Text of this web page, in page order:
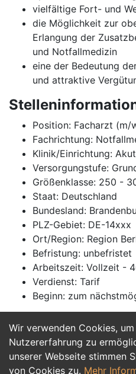
Wir verwenden Cookies,
Nutzererfahrung zu
unserer Webseite stimmen
von Cookies zu. Mehr
vielfältige Fort- und
die Möglichkeit zur
Erlangung der
und Notfallmedizin
eine der Bedeutung
und attraktive
Position: Facharzt (m/
Fachrichtung:
Klinik/Einrichtung:
Versorgungstufe:
Größenklasse: 250 -
Staat: Deutschland
Bundesland:
PLZ-Gebiet: DE-14xxx
Ort/Region: Region
Befristung: unbefristet
Arbeitszeit: Vollzeit -
Verdienst: Tarif
Beginn: zum
Jetzt